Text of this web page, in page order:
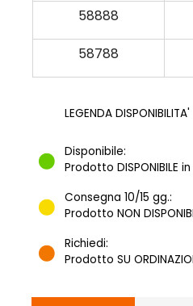
58888
58788
LEGENDA
Disponibile:
Prodotto
Consegna 10/15 gg.:
Prodotto NON
Richiedi:
Prodotto SU